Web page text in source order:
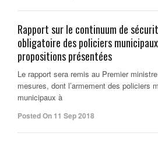
Rapport sur le continuum de
obligatoire des policiers
propositions présentées
Le rapport sera remis au Premier
mesures, dont l’armement des policiers
municipaux à
Posted On 11 Sep 2018